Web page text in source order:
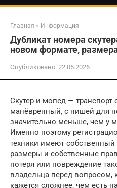
Главная » Информация
Дубликат номера
новом формате,
Опубликовано: 22.05.2026
Скутер и мопед —
манёвренный, с нишей для
значительно меньше, чем у
Именно поэтому
техники имеют
размеры и собственные
потеря или повреждение
владельца перед вопросом,
кажется сложнее, чем есть